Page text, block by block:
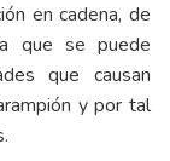
en cadena, de
que se puede
que causan
y por tal